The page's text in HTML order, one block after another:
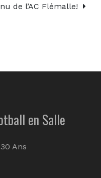
de l’AC Flémalle!
en Salle
Ans